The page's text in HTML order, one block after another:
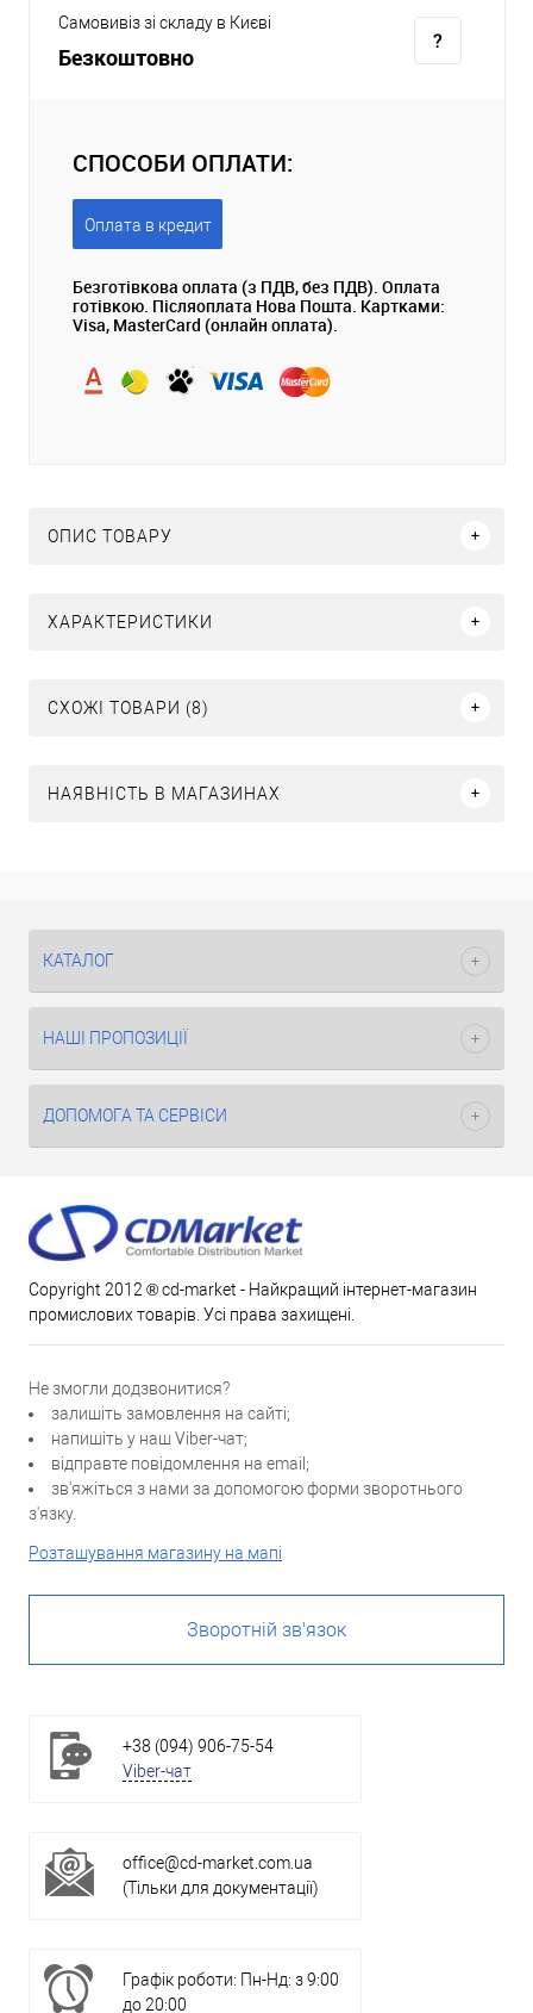
Самовивіз зі складу в Києві
Безкоштовно
СПОСОБИ ОПЛАТИ:
Оплата в кредит
Безготівкова оплата (з ПДВ, без ПДВ). Оплата
готівкою. Післяоплата Нова Пошта. Картками:
Visa, MasterCard (онлайн оплата).
ОПИС ТОВАРУ
ХАРАКТЕРИСТИКИ
СХОЖІ ТОВАРИ (8)
НАЯВНІСТЬ В МАГАЗИНАХ
КАТАЛОГ
НАШІ ПРОПОЗИЦІЇ
ДОПОМОГА ТА СЕРВІСИ
Copyright 2012 ® cd-market - Найкращий інтернет-магазин
промислових товарів. Усі права захищені.
Не змогли додзвонитися?
залишіть замовлення на сайті;
напишіть у наш Viber-чат;
відправте повідомлення на email;
зв'яжіться з нами за допомогою форми зворотнього
з'язку.
Розташування магазину на мапі
Зворотній зв'язок
+38 (094) 906-75-54
Viber-чат
office@cd-market.com.ua
(Тільки для документації)
Графік роботи: Пн-Нд: з 9:00
до 20:00